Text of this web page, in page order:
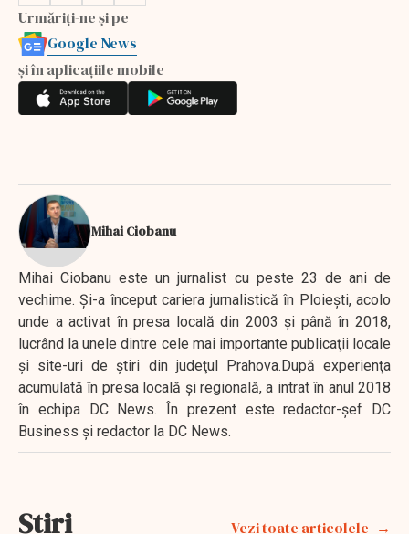
Urmăriți-ne și pe
Google News
și în aplicațiile mobile
Mihai Ciobanu
Mihai Ciobanu este un jurnalist cu peste 23 de ani de
vechime. Şi-a început cariera jurnalistică în Ploieşti, acolo
unde a activat în presa locală din 2003 şi până în 2018,
lucrând la unele dintre cele mai importante publicaţii locale
şi site-uri de ştiri din judeţul Prahova.După experienţa
acumulată în presa locală şi regională, a intrat în anul 2018
în echipa DC News. În prezent este redactor-şef DC
Business şi redactor la DC News.
Stiri Vezi toate articolele